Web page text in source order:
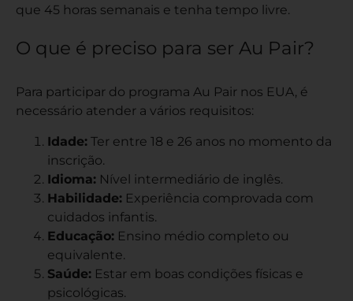
que 45 horas semanais e tenha tempo livre.
O que é preciso para ser Au Pair?
Para participar do programa Au Pair nos EUA, é
necessário atender a vários requisitos:
Idade: Ter entre 18 e 26 anos no momento da
inscrição.
Idioma: Nível intermediário de inglês.
Habilidade: Experiência comprovada com
cuidados infantis.
Educação: Ensino médio completo ou
equivalente.
Saúde: Estar em boas condições físicas e
psicológicas.